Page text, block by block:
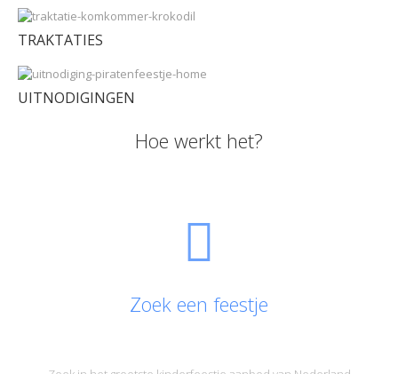
TRAKTATIES
UITNODIGINGEN
Hoe werkt het?
Zoek een feestje